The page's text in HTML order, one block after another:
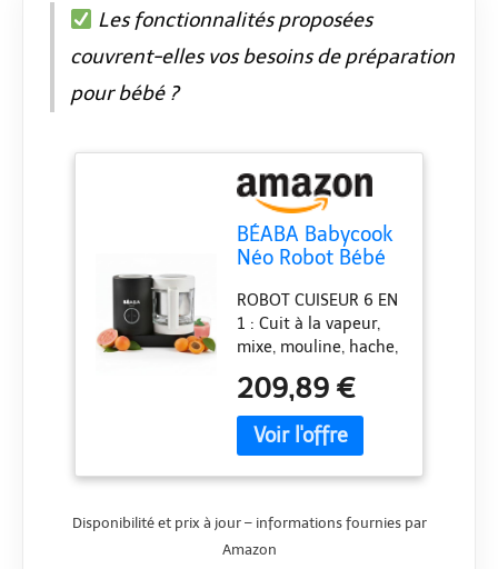
Les fonctionnalités proposées
couvrent-elles vos besoins de préparation
pour bébé ?
BÉABA Babycook
Néo Robot Bébé
France Mixeur-
Cuiseur Bol en
Verre et Cuve
Inox
Diversification
Alimentaire
Petits Pots Bébé
Rapide Noir
ROBOT CUISEUR 6 EN
1 : Cuit à la vapeur,
mixe, mouline, hache,
réchauffe les
aliments, stérilise et
chauffe les biberons
gamme complète de
répondre à tous les
besoins de bébé
209,89 €
Disponibilité et prix à jour – informations fournies par
Amazon